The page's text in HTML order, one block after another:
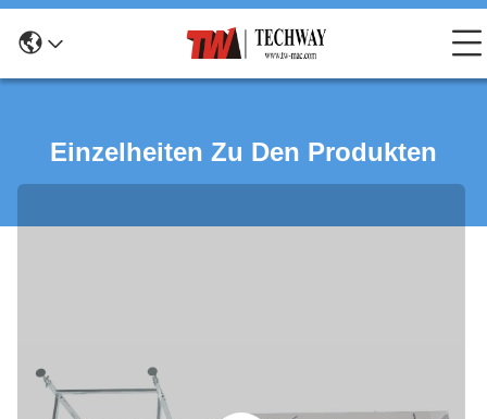
Einzelheiten Zu Den Produkten